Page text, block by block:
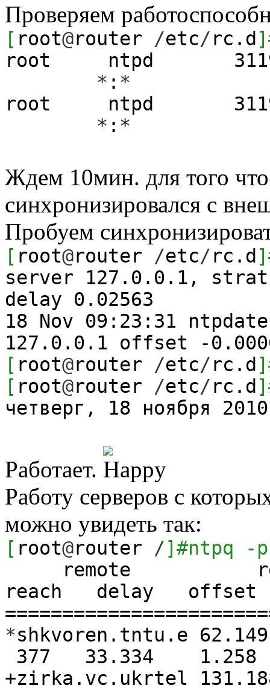
Проверяем
[ root@router /etc/rc.d ]
root ntpd
* : *
root ntpd
* : *
Ждем 10мин. для того
синхронизировался с
Пробуем
[ root@router /etc/rc.d ]
server 127.0.0.1,
delay 0.02563
18 Nov 09: 23 : 31 ntpdate
127.0.0.1 offset -
[ root@router /etc/rc.d ]
[ root@router /etc/rc.d ]
четверг, 18 ноября 2010
Работает.
Работу серверов с
можно увидеть так:
[ root@router /] #ntpq -p
remote
reach delay
*shkvoren.tntu.e
377
33.334
1.258
+zirka.vc.ukrtel